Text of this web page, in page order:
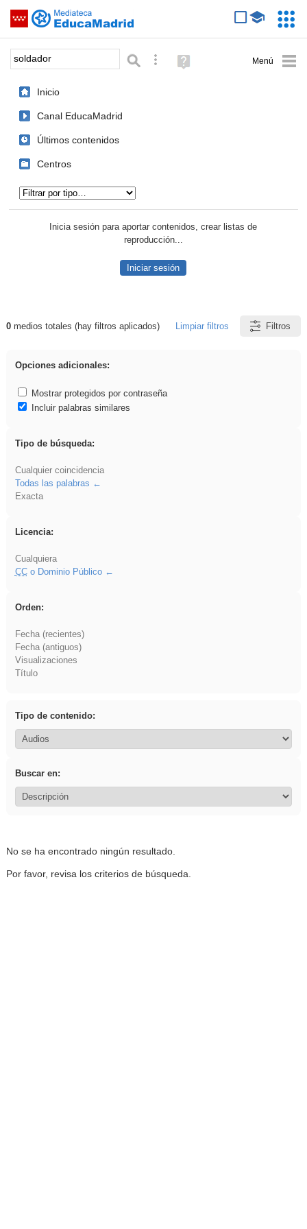
Saltar navegación
Palabra o frase: Búsqueda avanzada
Ayuda
(en
Inicio
Canal EducaMadrid
Últimos contenidos
Centros
Inicia sesión para aportar contenidos, crear listas de
reproducción...
Iniciar sesión
Resultados de: soldador
0medios totales (hay filtros aplicados) Limpiar filtros Filtros
Opciones adicionales:
Mostrar protegidos por contraseña
Incluir palabras similares
Tipo de búsqueda:
Cualquier coincidencia
Todas las palabras
Exacta
Licencia:
Cualquiera
CCo Dominio Público
Orden:
Fecha (recientes)
Fecha (antiguos)
Visualizaciones
Título
Tipo de contenido:
Buscar en:
No se ha encontrado ningún resultado.
Por favor, revisa los criterios de búsqueda.